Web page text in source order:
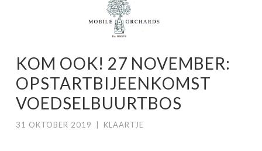
KOM OOK! 27 NOVEMBER:
OPSTARTBIJEENKOMST
VOEDSELBUURTBOS
31 OKTOBER 2019 KLAARTJE